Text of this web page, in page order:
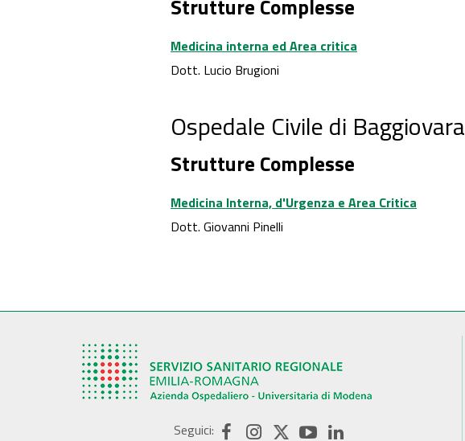
Strutture Complesse
Medicina interna ed Area critica
Dott. Lucio Brugioni
Ospedale Civile di Baggiovara
Strutture Complesse
Medicina Interna, d'Urgenza e Area Critica
Dott. Giovanni Pinelli
Seguici: